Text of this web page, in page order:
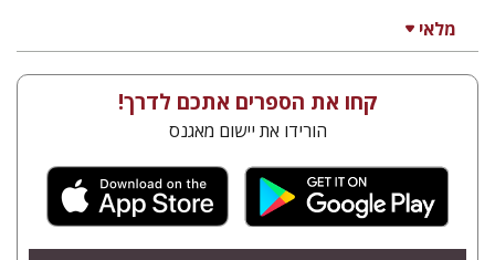
מלאי
קחו את הספרים אתכם לדרך!
הורידו את יישום מאגנס